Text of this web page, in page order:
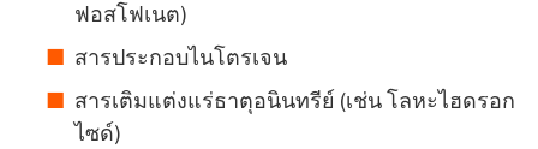
ฟอสโฟเนต)
สารประกอบไนโตรเจน
สารเติมแต่งแร่ธาตุอนินทรีย์ (เช่น โลหะไฮดรอก
ไซด์)